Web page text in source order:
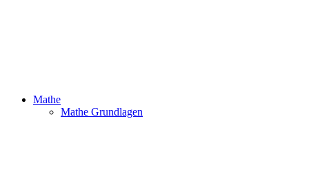
Mathe
Mathe Grundlagen